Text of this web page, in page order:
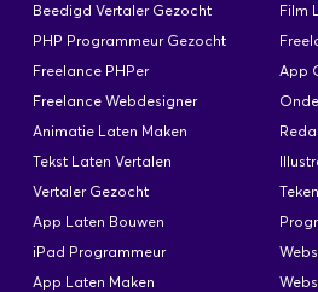
- Actief uitbouwen van het
Vlaamse regio. - Prospecteren bij
- Analyseren van de behoeften
klanten - Zorgen voor een
opvolging en het uitbouwen van
klantenrelaties. - Inplannen en
klantenbezoeken. -
commerciële activiteiten en
op commissiebasis…
Beedigd Vertaler Gezocht
Film
PHP Programmeur Gezocht
Freelance PHPer
App
Freelance Webdesigner
Animatie Laten Maken
Tekst Laten Vertalen
Vertaler Gezocht
App Laten Bouwen
iPad Programmeur
App Laten Maken